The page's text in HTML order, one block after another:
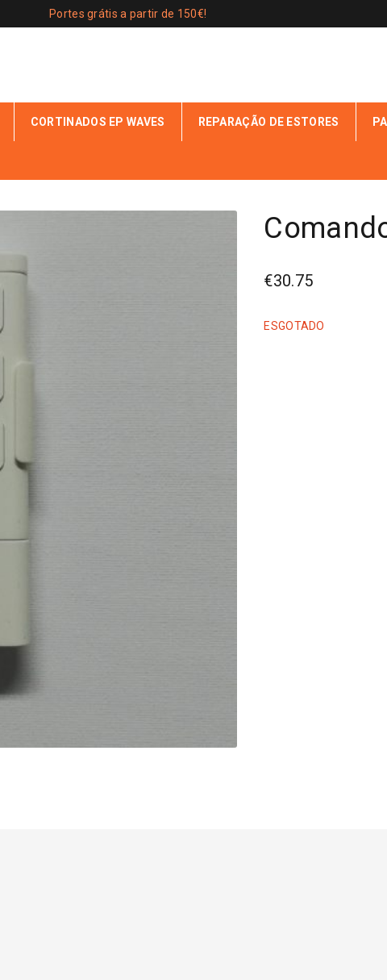
Portes grátis a partir de 150€!
CORTINADOS EP WAVES REPARAÇÃO DE ESTORES
€30.75
ESGOTADO